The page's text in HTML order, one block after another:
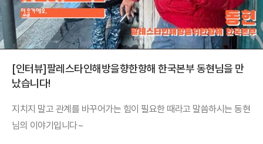
[인터뷰]팔레스타인해방을향한항해 한국본부 동현님을 만
났습니다!
지치지 말고 관계를 바꾸어가는 힘이 필요한 때라고 말씀하시는 동현
님의 이야기입니다~